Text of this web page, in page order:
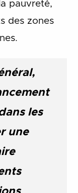
pauvreté,
des zones
les
une